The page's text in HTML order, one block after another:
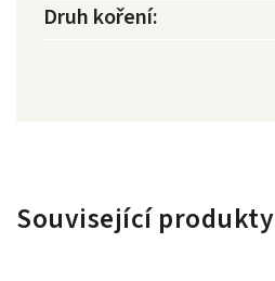
Druh koření:
Související produkty